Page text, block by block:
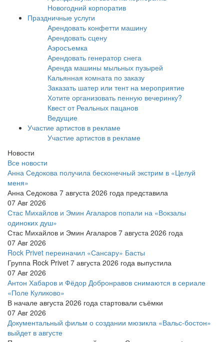
Новогодний корпоратив
Праздничные услуги
Арендовать конфетти машину
Арендовать сцену
Аэросъемка
Арендовать генератор снега
Аренда машины мыльных пузырей
Кальянная комната по заказу
Заказать шатер или тент на мероприятие
Хотите организовать пенную вечеринку?
Квест от Реальных пацанов
Ведущие
Участие артистов в рекламе
Участие артистов в рекламе
Новости
Все новости
Анна Седокова получила бесконечный экстрим в «Целуй
меня»
Анна Седокова 7 августа 2026 года представила
07 Авг 2026
Стас Михайлов и Эмин Агаларов попали на «Вокзалы
одиноких душ»
Стас Михайлов и Эмин Агаларов 7 августа 2026 года
07 Авг 2026
Rock Privet переиначил «Сансару» Басты
Группа Rock Privet 7 августа 2026 года выпустила
07 Авг 2026
Антон Хабаров и Фёдор Добронравов снимаются в сериале
«Поле Куликово»
В начале августа 2026 года стартовали съёмки
07 Авг 2026
Документальный фильм о создании мюзикла «Вальс-бостон»
выйдет в августе